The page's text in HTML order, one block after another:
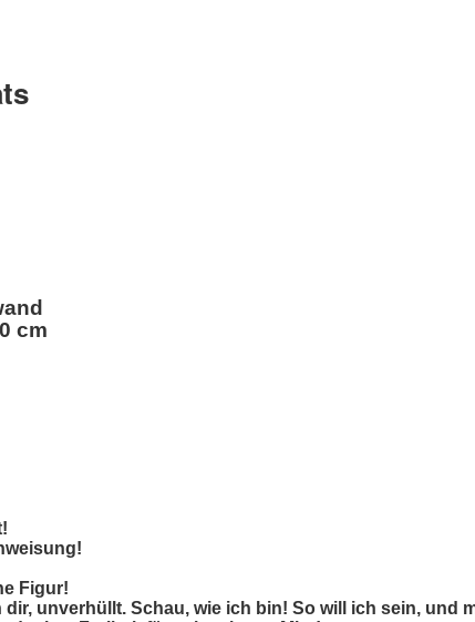
cm
Figur!
dir, unverhüllt. Schau, wie ich bin! So will ich sein, und